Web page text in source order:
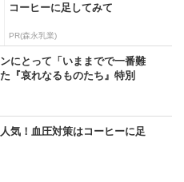
コーヒーに足してみて
PR(森永乳業)
にとって「いままでで一番難
『哀れなるものたち』特別
気！血圧対策はコーヒーに足